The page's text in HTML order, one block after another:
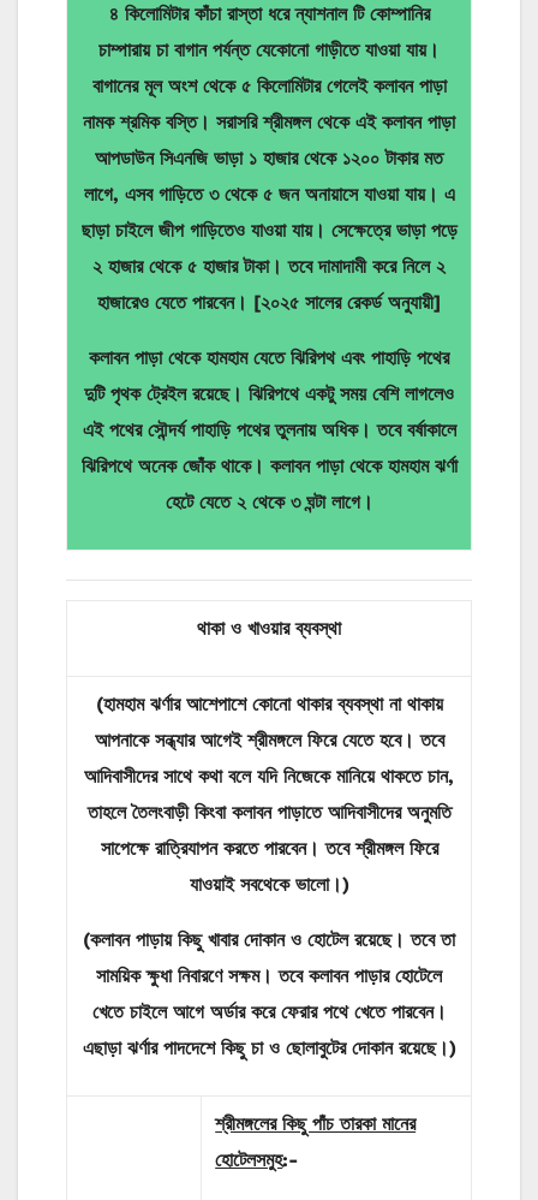
৪ কিলোমিটার কাঁচা রাস্তা ধরে ন্যাশনাল টি কোম্পানির
চাম্পারায় চা বাগান পর্যন্ত যেকোনো গাড়ীতে যাওয়া যায়।
বাগানের মূল অংশ থেকে ৫ কিলোমিটার গেলেই কলাবন পাড়া
নামক শ্রমিক বস্তি। সরাসরি শ্রীমঙ্গল থেকে এই কলাবন পাড়া
আপডাউন সিএনজি ভাড়া ১ হাজার থেকে ১২০০ টাকার মত
লাগে, এসব গাড়িতে ৩ থেকে ৫ জন অনায়াসে যাওয়া যায়। এ
ছাড়া চাইলে জীপ গাড়িতেও যাওয়া যায়। সেক্ষেত্রে ভাড়া পড়ে
২ হাজার থেকে ৫ হাজার টাকা। তবে দামাদামী করে নিলে ২
হাজারেও যেতে পারবেন। [২০২৫ সালের রেকর্ড অনুযায়ী]
কলাবন পাড়া থেকে হামহাম যেতে ঝিরিপথ এবং পাহাড়ি পথের
দুটি পৃথক ট্রেইল রয়েছে। ঝিরিপথে একটু সময় বেশি লাগলেও
এই পথের সৌন্দর্য পাহাড়ি পথের তুলনায় অধিক। তবে বর্ষাকালে
ঝিরিপথে অনেক জোঁক থাকে। কলাবন পাড়া থেকে হামহাম ঝর্ণা
হেটে যেতে ২ থেকে ৩ ঘন্টা লাগে।
থাকা ও খাওয়ার ব্যবস্থা
(হামহাম ঝর্ণার আশেপাশে কোনো থাকার ব্যবস্থা না থাকায়
আপনাকে সন্ধ্যার আগেই শ্রীমঙ্গলে ফিরে যেতে হবে। তবে
আদিবাসীদের সাথে কথা বলে যদি নিজেকে মানিয়ে থাকতে চান,
তাহলে তৈলংবাড়ী কিংবা কলাবন পাড়াতে আদিবাসীদের অনুমতি
সাপেক্ষে রাত্রিযাপন করতে পারবেন। তবে শ্রীমঙ্গল ফিরে
যাওয়াই সবথেকে ভালো।)
(কলাবন পাড়ায় কিছু খাবার দোকান ও হোটেল রয়েছে। তবে তা
সাময়িক ক্ষুধা নিবারণে সক্ষম। তবে কলাবন পাড়ার হোটেলে
খেতে চাইলে আগে অর্ডার করে ফেরার পথে খেতে পারবেন।
এছাড়া ঝর্ণার পাদদেশে কিছু চা ও ছোলাবুটের দোকান রয়েছে।)
শ্রীমঙ্গলের কিছু পাঁচ তারকা মানের
হোটেলসমুহ:-